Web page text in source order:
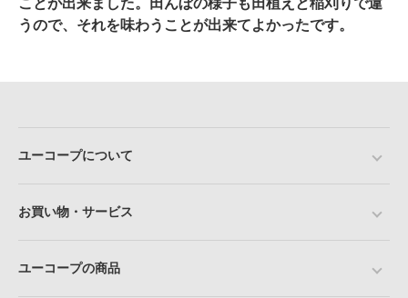
ことが出来ました。田んぼの様子も田植えと稲刈りで違
うので、それを味わうことが出来てよかったです。
ユーコープについて
お買い物・サービス
ユーコープの商品